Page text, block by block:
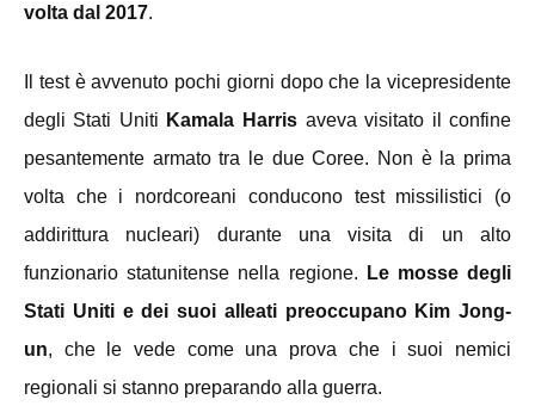
volta dal 2017.
Il test è avvenuto pochi giorni dopo che la vicepresidente
degli Stati Uniti Kamala Harris aveva visitato il confine
pesantemente armato tra le due Coree. Non è la prima
volta che i nordcoreani conducono test missilistici (o
addirittura nucleari) durante una visita di un alto
funzionario statunitense nella regione.
Le mosse degli
Stati Uniti e dei suoi alleati preoccupano Kim Jong-
un, che le vede come una prova che i suoi nemici
regionali si stanno preparando alla guerra.